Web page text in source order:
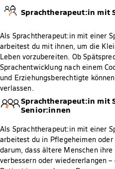
Sprachtherapeut:in mit
Als Sprachtherapeut:in mit einer
arbeitest du mit ihnen, um die
Leben vorzubereiten. Ob
Sprachentwicklung nach einem
und Erziehungsberechtigte
verlassen.
Sprachtherapeut:in mit
Senior:innen
Als Sprachtherapeut:in mit einer
arbeitest du in Pflegeheimen
darum, dass ältere Menschen
verbessern oder wiedererlangen